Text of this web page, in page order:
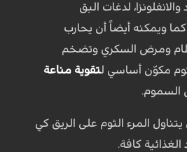
والانفلونزا، لدغات البق
كما ويمكنه أيضاً أن يحارب
ومرض السكري وتضخم
مكوّن أساسي لتقوية مناعة
السموم.
المرء الثوم على الريق كي
كافة.